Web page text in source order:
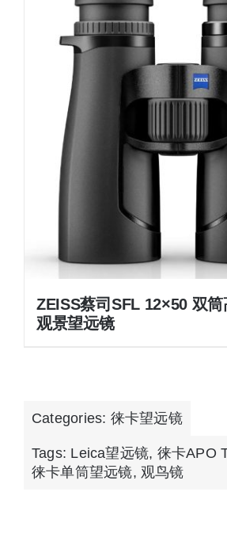
ZEISS蔡司SFL 12×50 双
观景望远镜
Categories: 徕卡望远镜
Tags: Leica望远镜, 徕卡APO
徕卡单筒望远镜,观鸟镜